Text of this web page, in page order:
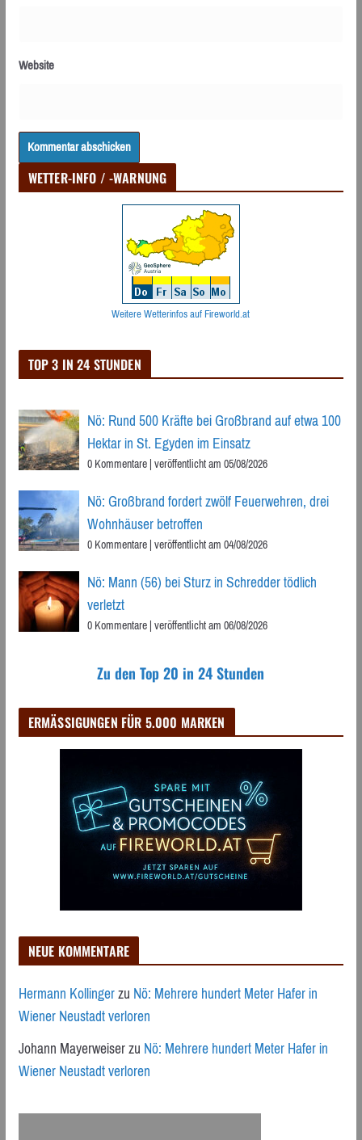
Website
WETTER-INFO / -WARNUNG
Weitere Wetterinfos auf Fireworld.at
TOP 3 IN 24 STUNDEN
Nö: Rund 500 Kräfte bei Großbrand auf etwa 100
Hektar in St. Egyden im Einsatz
0 Kommentare|veröffentlicht am 05/08/2026
Nö: Großbrand fordert zwölf Feuerwehren, drei
Wohnhäuser betroffen
0 Kommentare|veröffentlicht am 04/08/2026
Nö: Mann (56) bei Sturz in Schredder tödlich
verletzt
0 Kommentare|veröffentlicht am 06/08/2026
Zu den Top 20 in 24 Stunden
ERMÄSSIGUNGEN FÜR 5.000 MARKEN
NEUE KOMMENTARE
Hermann KollingerzuNö: Mehrere hundert Meter Hafer in
Wiener Neustadt verloren
Johann MayerweiserzuNö: Mehrere hundert Meter Hafer in
Wiener Neustadt verloren